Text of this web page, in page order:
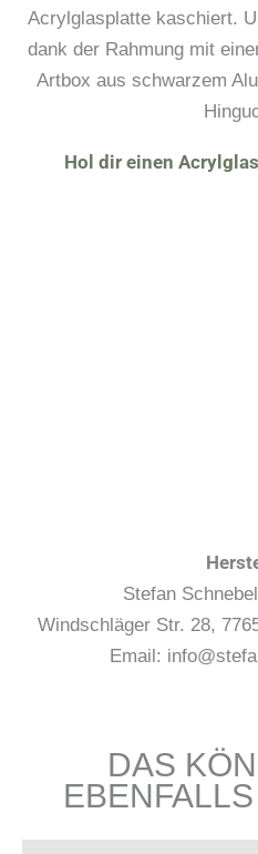
Acrylglasplatte kaschiert.
dank der Rahmung mit
Artbox aus schwarzem
Hol dir einen
Stefan
Windschläger Str. 28,
Email:
DAS